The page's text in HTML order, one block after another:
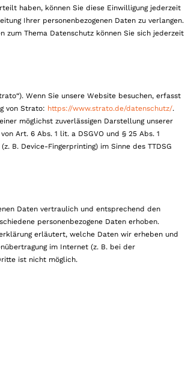
haben, können Sie diese Einwilligung jederzeit
Ihrer personenbezogenen Daten zu verlangen.
zum Thema Datenschutz können Sie sich jederzeit
Wenn Sie unsere Website besuchen, erfasst
von Strato: https://www.strato.de/datenschutz/.
möglichst zuverlässigen Darstellung unserer
Art. 6 Abs. 1 lit. a DSGVO und § 25 Abs. 1
B. Device-Fingerprinting) im Sinne des TTDSG
Daten vertraulich und entsprechend den
personenbezogene Daten erhoben.
erläutert, welche Daten wir erheben und
im Internet (z. B. bei der
ist nicht möglich.